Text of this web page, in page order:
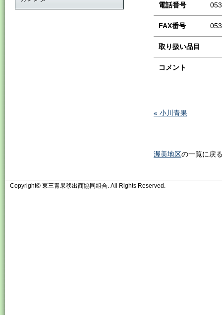
電話番号
FAX番号
取り扱い品目
コメント
« 小川青果
渥美地区の一覧に戻
Copyright© 東三青果移出商協同組合. All Rights Reserved.